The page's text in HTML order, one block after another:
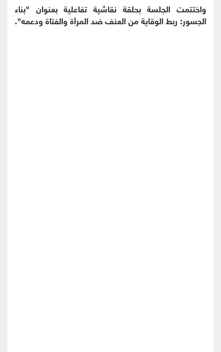
واختتمت الجلسة بحلقة نقاشية تفاعلية بعنوان "بناء
الجسور: ربط الوقاية من العنف ضد المرأة والفتاة ودعمه".